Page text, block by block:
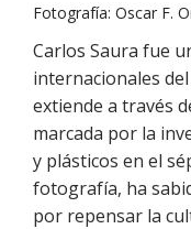
Fotografía: Oscar F.
Carlos Saura fue
internacionales
extiende a través
marcada por la
y plásticos en el
fotografía, ha
por repensar la